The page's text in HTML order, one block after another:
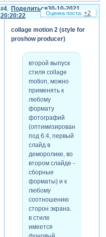
вверх. буду рад,
если кому-то
:smile2:
внимание! из-за
наличия в
стиле
модификаторов
- его работа
может
некорректно
отображаться в
более старых
версиях!!!
необходимо
соблюдать
рекомендованное
время слайда -
15 сек.
стиль создан в
версии
4.1.2737,
последний
вариант
доработан в
версии
Поделиться
4
30-10-2021
20:20:22
collage motion 2 (style for
proshow producer)
второй выпуск
стиля collage
motion, можно
применять к
любому
формату
фотографий
(оптимизирован
под 6:4, первый
слайд в
деморолике, во
втором слайде -
сборные
форматы) и к
любому
соотношению
сторон экрана.
в стиле
имеется
+2